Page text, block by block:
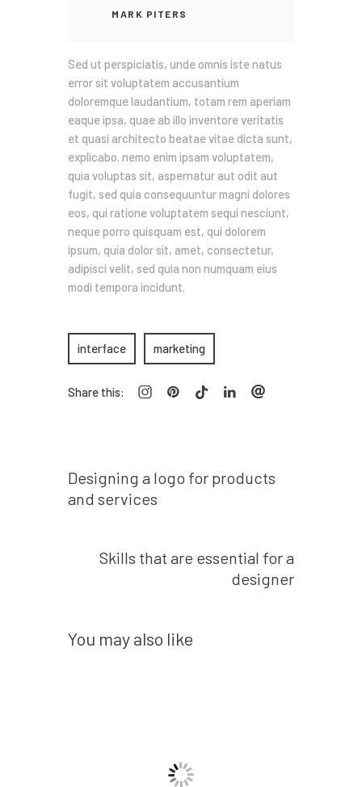
MARK PITERS
Sed ut perspiciatis, unde omnis iste natus
error sit voluptatem accusantium
doloremque laudantium, totam rem aperiam
eaque ipsa, quae ab illo inventore veritatis
et quasi architecto beatae vitae dicta sunt,
explicabo. nemo enim ipsam voluptatem,
quia voluptas sit, aspernatur aut odit aut
fugit, sed quia consequuntur magni dolores
eos, qui ratione voluptatem sequi nesciunt,
neque porro quisquam est, qui dolorem
ipsum, quia dolor sit, amet, consectetur,
adipisci velit, sed quia non numquam eius
modi tempora incidunt.
interface marketing
Share this:
Designing a logo for products
and services
Skills that are essential for a
designer
You may also like